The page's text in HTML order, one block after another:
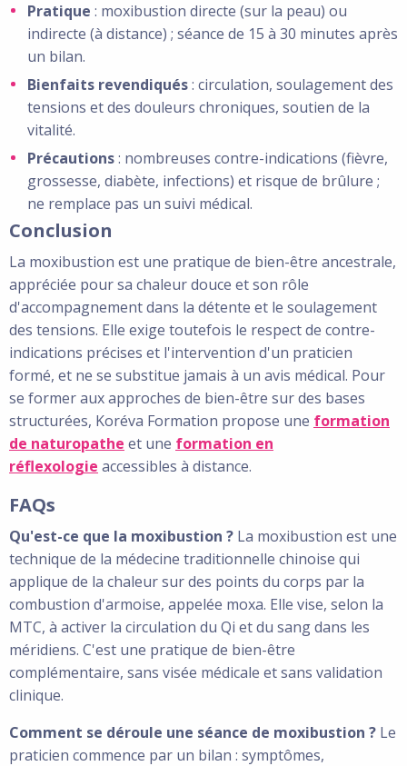
Pratique : moxibustion directe (sur la peau) ou
indirecte (à distance) ; séance de 15 à 30 minutes après
un bilan.
Bienfaits revendiqués: circulation, soulagement des
tensions et des douleurs chroniques, soutien de la
vitalité.
Précautions: nombreuses contre-indications (fièvre,
grossesse, diabète, infections) et risque de brûlure ;
ne remplace pas un suivi médical.
Conclusion
La moxibustion est une pratique de bien-être ancestrale,
appréciée pour sa chaleur douce et son rôle
d'accompagnement dans la détente et le soulagement
des tensions. Elle exige toutefois le respect de contre-
indications précises et l'intervention d'un praticien
formé, et ne se substitue jamais à un avis médical. Pour
se former aux approches de bien-être sur des bases
structurées, Koréva Formation propose une formation
de naturopathe et une formation en
réflexologie accessibles à distance.
FAQs
Qu'est-ce que la moxibustion ? La moxibustion est une
technique de la médecine traditionnelle chinoise qui
applique de la chaleur sur des points du corps par la
combustion d'armoise, appelée moxa. Elle vise, selon la
MTC, à activer la circulation du Qi et du sang dans les
méridiens. C'est une pratique de bien-être
complémentaire, sans visée médicale et sans validation
clinique.
Comment se déroule une séance de moxibustion ? Le
praticien commence par un bilan : symptômes,